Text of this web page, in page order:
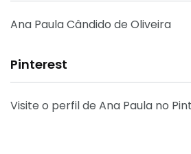
Ana Paula Cândido de Oliveira
Pinterest
Visite o perfil de Ana Paula no